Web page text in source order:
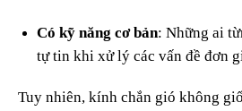
Có kỹ năng cơ bản: Những ai
tự tin khi xử lý các vấn đề đơn
Tuy nhiên, kính chắn gió không